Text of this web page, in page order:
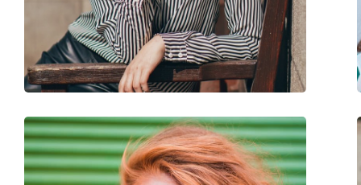
220 гр.
Регулируеми подложки за нос:
Не
Флексибилни панти:
Не
Аксесоари
Кутия:
Да
Кърпичка за почистване:
Да
Други